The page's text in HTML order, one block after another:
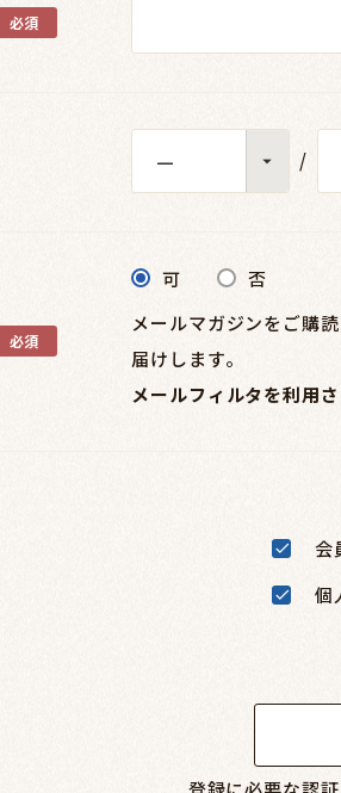
可
否
メールマガジンをご購
届けします。
メールフィルタを利用
会
個